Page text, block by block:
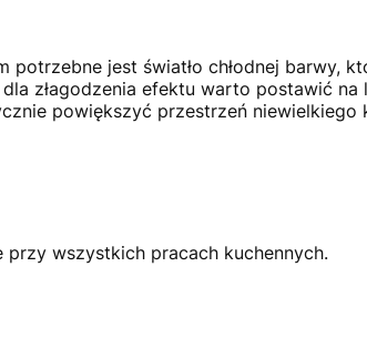
jest światło chłodnej barwy,
złagodzenia efektu warto postawić na
powiększyć przestrzeń
przy wszystkich pracach kuchennych.